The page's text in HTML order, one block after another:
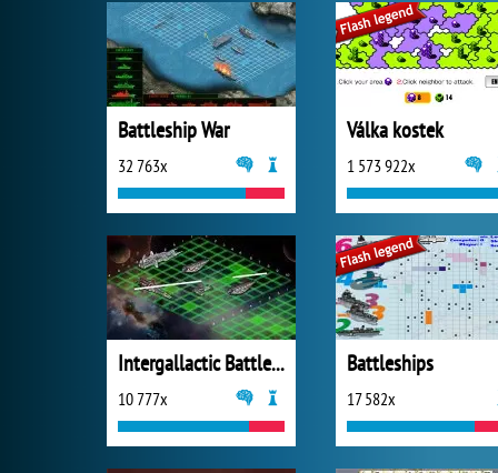
Battleship War
32 763x
Válka kostek
1 573 922x
Intergallactic Battleship
10 777x
Battleships
17 582x